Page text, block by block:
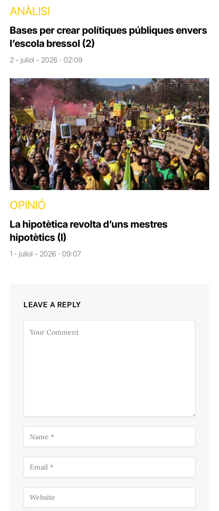
ANÀLISI
Bases per crear polítiques públiques envers
l’escola bressol (2)
2 - juliol - 2026 · 02:09
OPINIÓ
La hipotètica revolta d’uns mestres
hipotètics (I)
1 - juliol - 2026 · 09:07
LEAVE A REPLY